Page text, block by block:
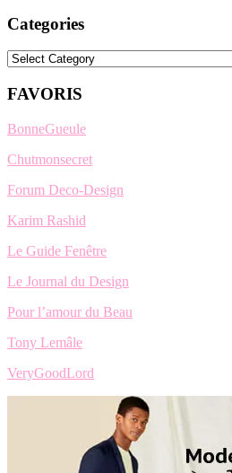
Categories
Categories
FAVORIS
BonneGueule
Chutmonsecret
Forum Deco-Design
Karim Rashid
Le Guide Fenêtre
Le Journal du Design
Pour l’amour du Beau
Tony Lemâle
VeryGoodLord